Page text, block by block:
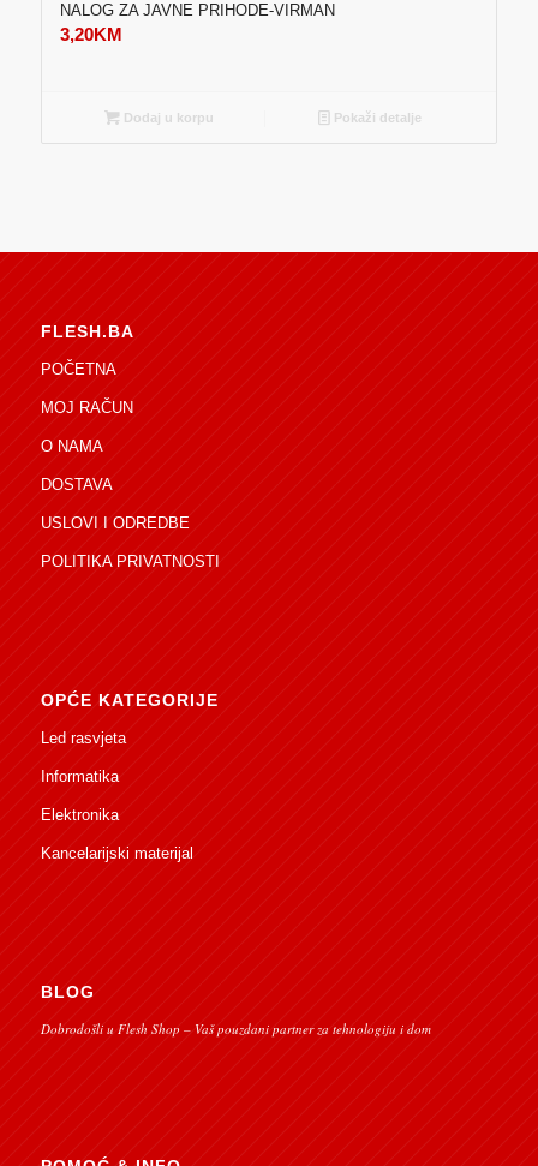
NALOG ZA JAVNE PRIHODE-VIRMAN
3,20KM
Dodaj u korpu Pokaži detalje
FLESH.BA
POČETNA
MOJ RAČUN
O NAMA
DOSTAVA
USLOVI I ODREDBE
POLITIKA PRIVATNOSTI
OPĆE KATEGORIJE
Led rasvjeta
Informatika
Elektronika
Kancelarijski materijal
BLOG
Dobrodošli u Flesh Shop – Vaš pouzdani partner za tehnologiju i dom